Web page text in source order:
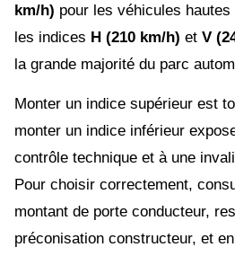
km/h) pour les véhicules
les indices H (210 km/h) et V
la grande majorité du parc
Monter un indice supérieur est
monter un indice inférieur
contrôle technique et à une
Pour choisir correctement,
montant de porte conducteur,
préconisation constructeur, et